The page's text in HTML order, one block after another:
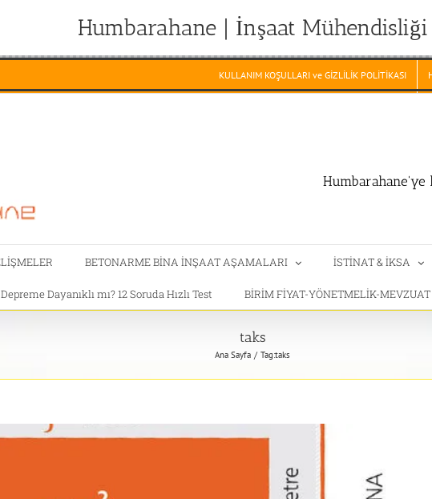
Humbarahane | İnşaat Mühendisliği
KULLANIM KOŞULLARI ve GİZLİLİK POLİTİKASI
Humbarahane'ye
BETONARME BİNA İNŞAAT AŞAMALARI İSTİNAT & İKSA
Dayanıklı mı? 12 Soruda Hızlı Test BİRİM FİYAT-YÖNETMELİK-
taks
Ana Sayfa Tag:taks